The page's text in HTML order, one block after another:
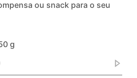
ou snack para o seu
g